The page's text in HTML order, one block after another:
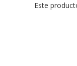
Este